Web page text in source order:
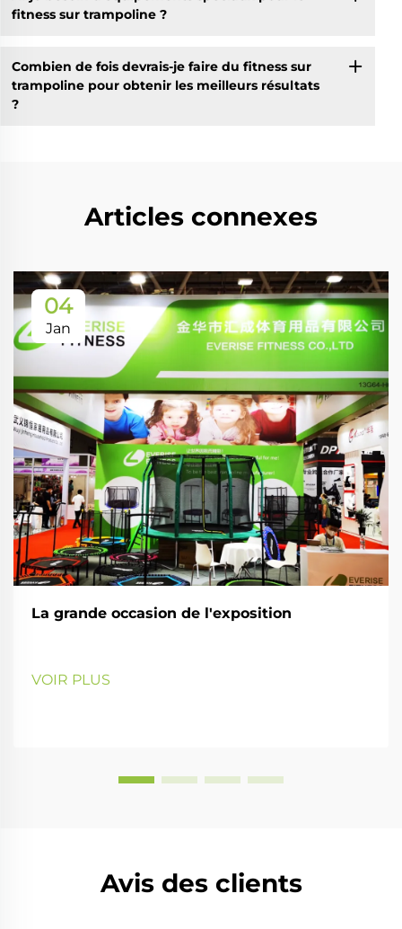
fitness sur trampoline ?
Combien de fois devrais-je faire du fitness sur
trampoline pour obtenir les meilleurs résultats
?
Articles connexes
04
Jan
La grande occasion de l'exposition
VOIR PLUS
Avis des clients